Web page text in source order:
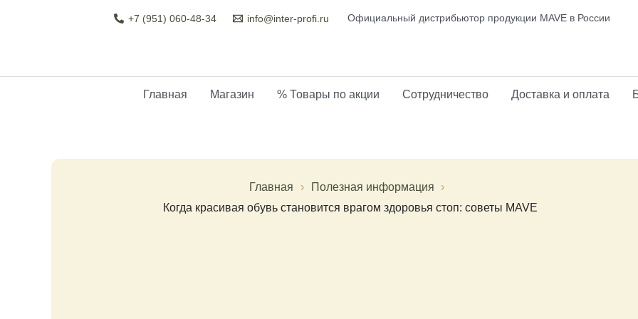
+7 (951) 060-48-34 info@inter-profi.ru Официальный дистрибьютор продукции MAVE в России
Главная Магазин % Товары по акции Сотрудничество Доставка и оплата
Главная
Полезная информация
Когда красивая обувь становится врагом здоровья стоп: советы MAVE